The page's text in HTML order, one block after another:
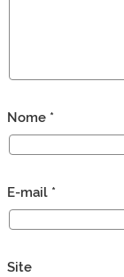
Nome *
E-mail *
Site